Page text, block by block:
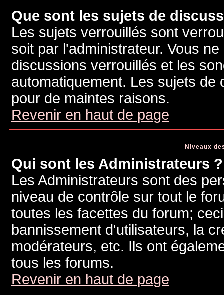
Que sont les sujets de
Les sujets verrouillés sont
soit par l'administrateur. Vous
discussions verrouillés et les
automatiquement. Les sujets
pour de maintes raisons.
Revenir en haut de page
Niveaux
Qui sont les Administrateurs ?
Les Administrateurs sont des
niveau de contrôle sur tout le
toutes les facettes du forum;
bannissement d'utilisateurs, la
modérateurs, etc. Ils ont
tous les forums.
Revenir en haut de page